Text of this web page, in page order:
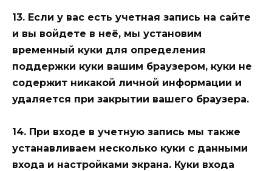
13. Если у вас есть учетная запись на сайте
и вы войдете в неё, мы установим
временный куки для определения
поддержки куки вашим браузером, куки не
содержит никакой личной информации и
удаляется при закрытии вашего браузера.
14. При входе в учетную запись мы также
устанавливаем несколько куки с данными
входа и настройками экрана. Куки входа